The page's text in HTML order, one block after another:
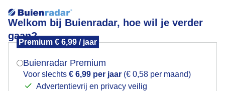
Welkom bij Buienradar, hoe wil je verder
gaan?
Premium € 6,99 / jaar
Buienradar Premium
Voor slechts € 6,99 per jaar (€ 0,58 per maand)
Advertentievrij en privacy veilig
dooiendsneeuwijs
Mogen we je locatie gebruiken voor het